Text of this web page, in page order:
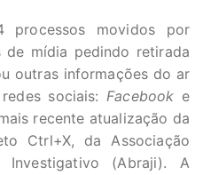
movidos por
mídia pedindo retirada
outras informações do ar
sociais:Facebook e
recente atualização da
Ctrl+X, da Associação
Investigativo (Abraji). A